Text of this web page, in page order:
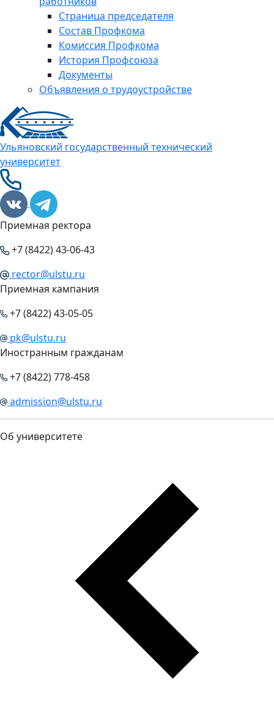
Страница председателя
Состав Профкома
Комиссия Профкома
История Профсоюза
Документы
Объявления о трудоустройстве
Ульяновский государственный технический
университет
Приемная ректора
+7 (8422) 43-06-43
rector@ulstu.ru
Приемная кампания
+7 (8422) 43-05-05
pk@ulstu.ru
Иностранным гражданам
+7 (8422) 778-458
admission@ulstu.ru
Об университете